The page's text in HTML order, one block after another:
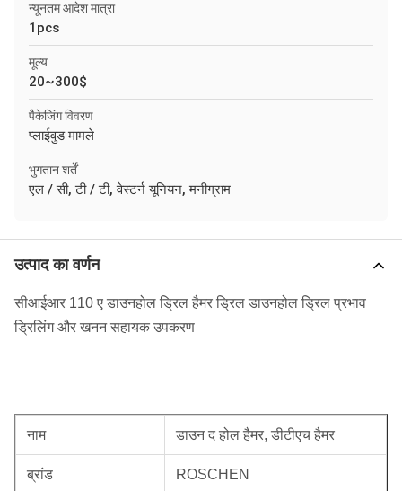
न्यूनतम आदेश मात्रा
1pcs
मूल्य
20~300$
पैकेजिंग विवरण
प्लाईवुड मामले
भुगतान शर्तें
एल / सी, टी / टी, वेस्टर्न यूनियन, मनीग्राम
उत्पाद का वर्णन
सीआईआर 110 ए डाउनहोल ड्रिल हैमर ड्रिल डाउनहोल ड्रिल प्रभाव
ड्रिलिंग और खनन सहायक उपकरण
नाम डाउन द होल हैमर, डीटीएच हैमर
ब्रांड ROSCHEN